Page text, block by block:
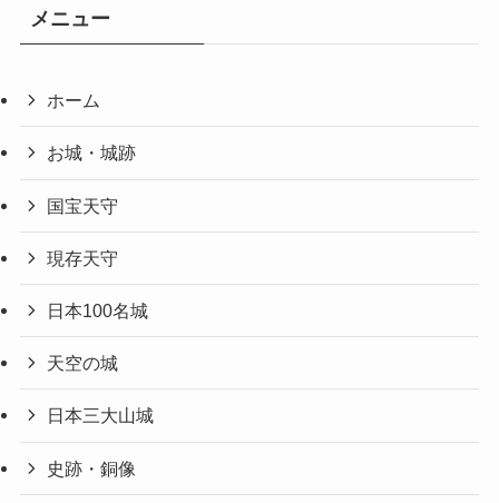
メニュー
ホーム
お城・城跡
国宝天守
現存天守
日本100名城
天空の城
日本三大山城
史跡・銅像